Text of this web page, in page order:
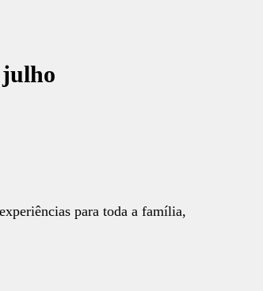
julho
para toda a família,